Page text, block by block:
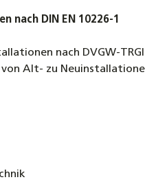
DIN EN 10226-1
nach DVGW-
Alt- zu